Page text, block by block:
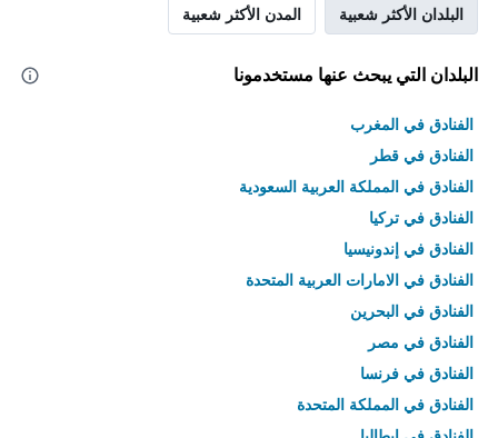
البلدان الأكثر شعبية المدن الأكثر شعبية
البلدان التي يبحث عنها مستخدمونا
الفنادق في المغرب
الفنادق في قطر
الفنادق في المملكة العربية السعودية
الفنادق في تركيا
الفنادق في إندونيسيا
الفنادق في الامارات العربية المتحدة
الفنادق في البحرين
الفنادق في مصر
الفنادق في فرنسا
الفنادق في المملكة المتحدة